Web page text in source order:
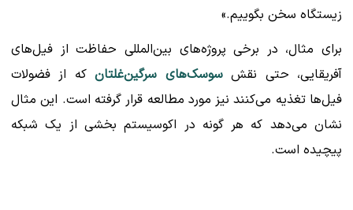
زیستگاه سخن بگوییم.»
برای مثال، در برخی پروژه‌های بین‌المللی حفاظت از فیل‌های
آفریقایی، حتی نقشسوسک‌های سرگین‌غلتانکه از فضولات
فیل‌ها تغذیه می‌کنند نیز مورد مطالعه قرار گرفته است. این مثال
نشان می‌دهد که هر گونه در اکوسیستم بخشی از یک شبکه
پیچیده است.